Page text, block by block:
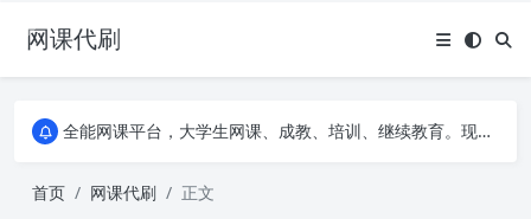
网课代刷
AI论文写作平台，根据真实文献内容生成论文
全能网课平台，大学生网课、成教、培训、继续教育。现已接入代刷代考项目3000+
全能网课平台，大学生网课、成教、培训、继续教育。现已接入代刷代考项目3000+
首页 网课代刷 正文